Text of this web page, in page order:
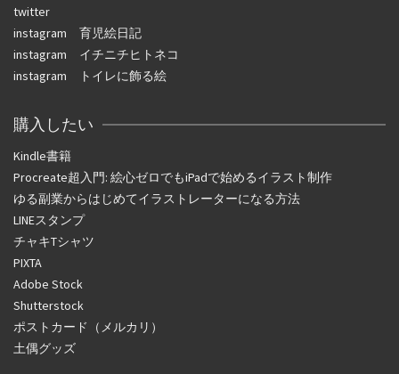
twitter
instagram 育児絵日記
instagram イチニチヒトネコ
instagram トイレに飾る絵
購入したい
Kindle書籍
Procreate超入門: 絵心ゼロでもiPadで始めるイラスト制作
ゆる副業からはじめてイラストレーターになる方法
LINEスタンプ
チャキTシャツ
PIXTA
Adobe Stock
Shutterstock
ポストカード（メルカリ）
土偶グッズ